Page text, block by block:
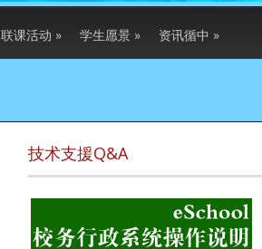
联课活动 » 学生愿景 » 资讯循中 »
技术支援Q&A